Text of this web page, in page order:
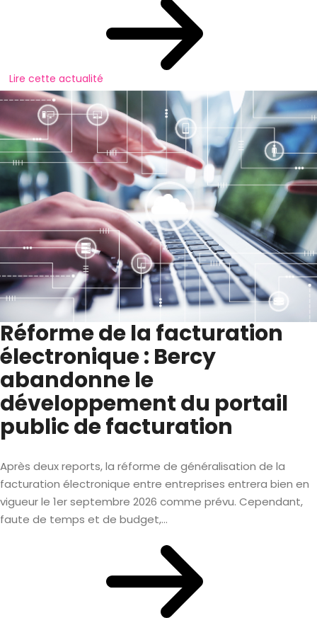
Lire cette actualité
Réforme de la facturation
électronique : Bercy
abandonne le
développement du portail
public de facturation
Après deux reports, la réforme de généralisation de la
facturation électronique entre entreprises entrera bien en
vigueur le 1er septembre 2026 comme prévu. Cependant,
faute de temps et de budget,...